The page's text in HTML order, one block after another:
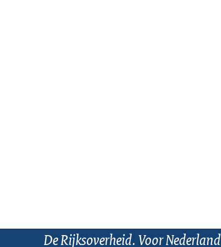
De Rijksoverheid. Voor Nederland